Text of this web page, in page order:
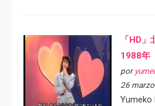
「HD
1988年
por
26
Yumeko